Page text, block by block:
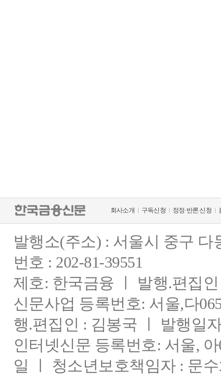
회사소개 구독신청 정정·반론 신청
발행소(주소) : 서울시 중구
번호 : 202-81-39551
제호: 한국금융 ㅣ 발행.편집
신문사업 등록번호: 서울,다
행.편집인 : 김봉국 ㅣ 발행일
인터넷신문 등록번호: 서울,
일 ㅣ 청소년보호책임자 : 문